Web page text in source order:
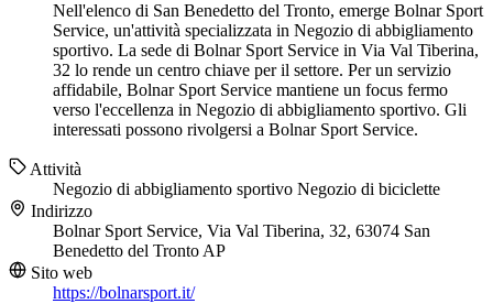
Nell'elenco di San Benedetto del Tronto, emerge Bolnar Sport
Service, un'attività specializzata in Negozio di abbigliamento
sportivo. La sede di Bolnar Sport Service in Via Val Tiberina,
32 lo rende un centro chiave per il settore. Per un servizio
affidabile, Bolnar Sport Service mantiene un focus fermo
verso l'eccellenza in Negozio di abbigliamento sportivo. Gli
interessati possono rivolgersi a Bolnar Sport Service.
Attività
Negozio di abbigliamento sportivo Negozio di biciclette
Indirizzo
Bolnar Sport Service, Via Val Tiberina, 32, 63074 San
Benedetto del Tronto AP
Sito web
https://bolnarsport.it/